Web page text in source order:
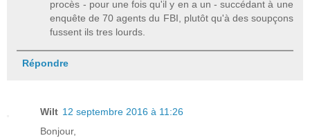
procès - pour une fois qu'il y en a un - succédant à une
enquête de 70 agents du FBI, plutôt qu'à des soupçons
fussent ils tres lourds.
Répondre
Wilt 12 septembre 2016 à 11:26
Bonjour,